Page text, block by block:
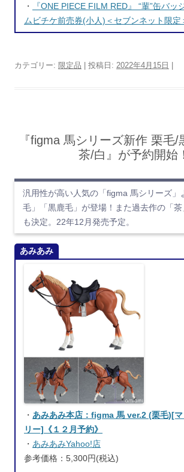
・
『ONE PIECE FILM RED』 “輩”缶バッ
ムビチケ前売券(小人)＜セブンネット限定
カテゴリー: 限定品 | 投稿日: 2022年4月15日
『figma 馬シリーズ新作 栗毛/
茶/白』が予約開始！
汎用性が高い人気の「figma 馬シリーズ」
毛」「黒鹿毛」が登場！また過去作の「
も決定。22年12月発売予定。
あみあみ
・ あみあみ本店：figma 馬 ver.2 (栗毛)[マ
リー]《１２月予約》
・ あみあみYahoo!店
参考価格：5,300円(税込)